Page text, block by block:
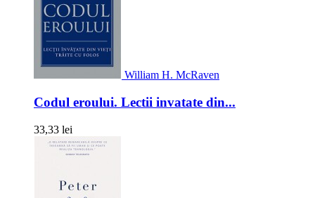
William H. McRaven
Codul eroului. Lectii invatate din...
33,33 lei